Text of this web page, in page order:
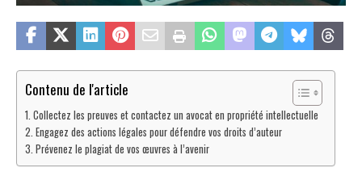
Contenu de l'article
Collectez les preuves et contactez un avocat en propriété intellectuelle
Engagez des actions légales pour défendre vos droits d’auteur
Prévenez le plagiat de vos œuvres à l’avenir